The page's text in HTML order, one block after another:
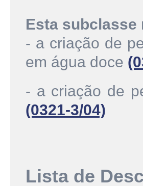
Esta subclasse
- a criação de
em água doce
- a criação de
(0321-3/04)
Lista de